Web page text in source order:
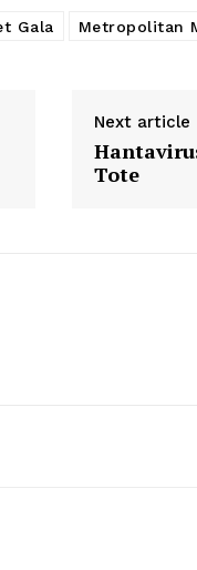
Gala Metropolitan
Next article
Tote